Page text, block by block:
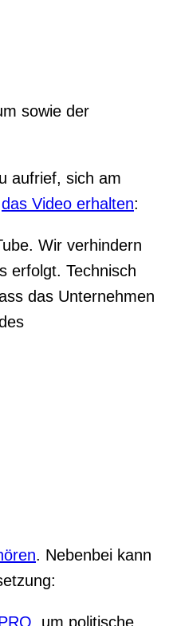
sowie der
aufrief, sich am
das Video erhalten:
Wir verhindern
erfolgt. Technisch
das Unternehmen
. Nebenbei kann
, um politische